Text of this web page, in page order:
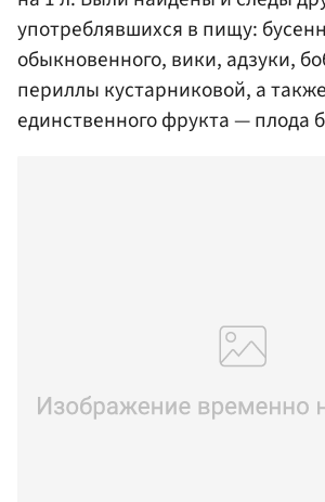
употреблявшихся в пищу:
обыкновенного, вики, адзуки,
периллы кустарниковой, а также
единственного фрукта — плода